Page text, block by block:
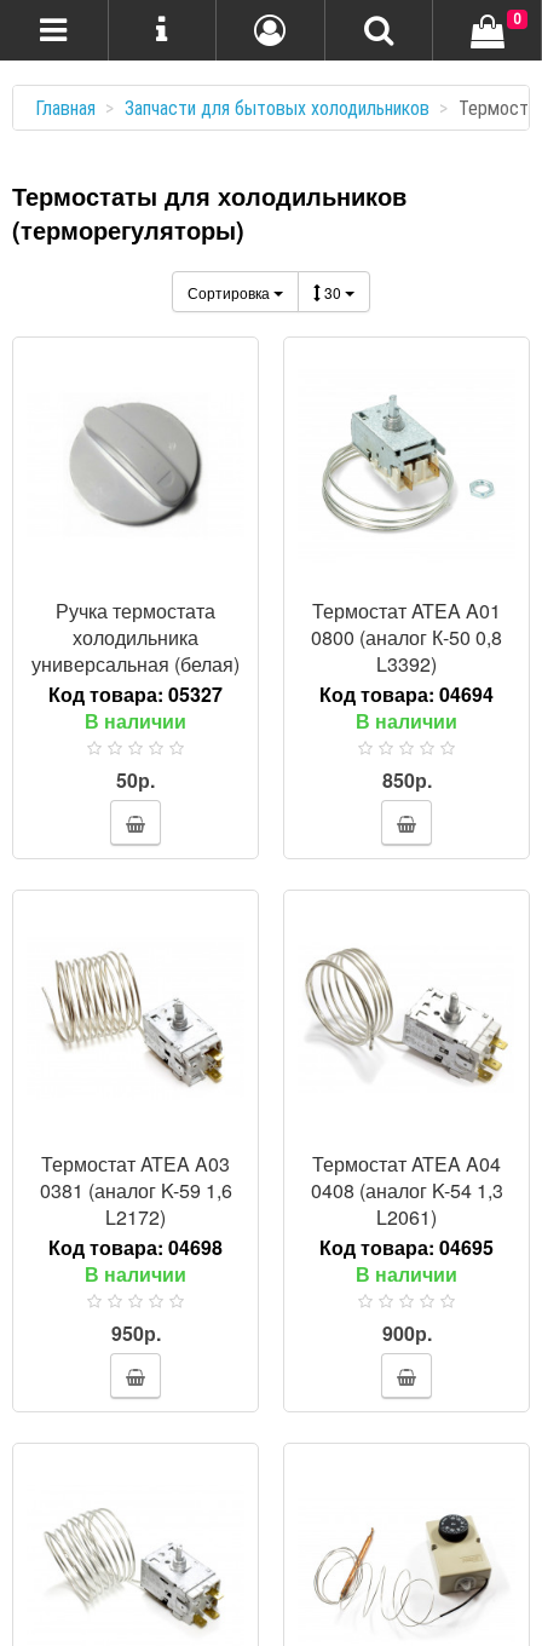
0
Главная Запчасти для бытовых холодильников
Термостаты для холодильников
(терморегуляторы)
Сортировка 30
Ручка термостата
холодильника
универсальная (белая)
Код товара: 05327
В наличии
50р.
Термостат ATEA A01
0800 (аналог К-50 0,8
L3392)
Код товара: 04694
В наличии
850р.
Термостат ATEA A03
0381 (аналог K-59 1,6
L2172)
Код товара: 04698
В наличии
950р.
Термостат ATEA A04
0408 (аналог K-54 1,3
L2061)
Код товара: 04695
В наличии
900р.